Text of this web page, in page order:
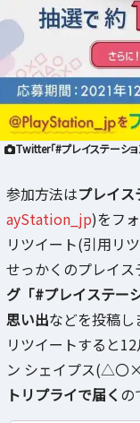
Twitter「#プレイステーシ
参加方法はプレイ
ayStation_jp)をフ
リツイート(引用リ
せっかくのプレイ
グ「#プレイステー
思い出などを投稿し
リツイートすると
ン シェイプス(△
トリプライで届く の